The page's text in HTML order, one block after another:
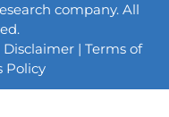
company. All
Disclaimer| Terms of
Policy